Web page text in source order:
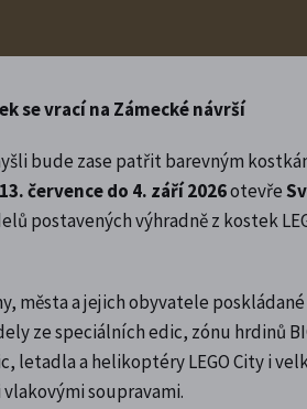
se vrací na Zámecké návrší
bude zase patřit barevným
13. července do 4. září 2026otevře
postavených výhradně z kostek
města a jejich obyvatele
ze speciálních edic, zónu hrdinů
letadla a helikoptéry LEGO City i
soupravami.